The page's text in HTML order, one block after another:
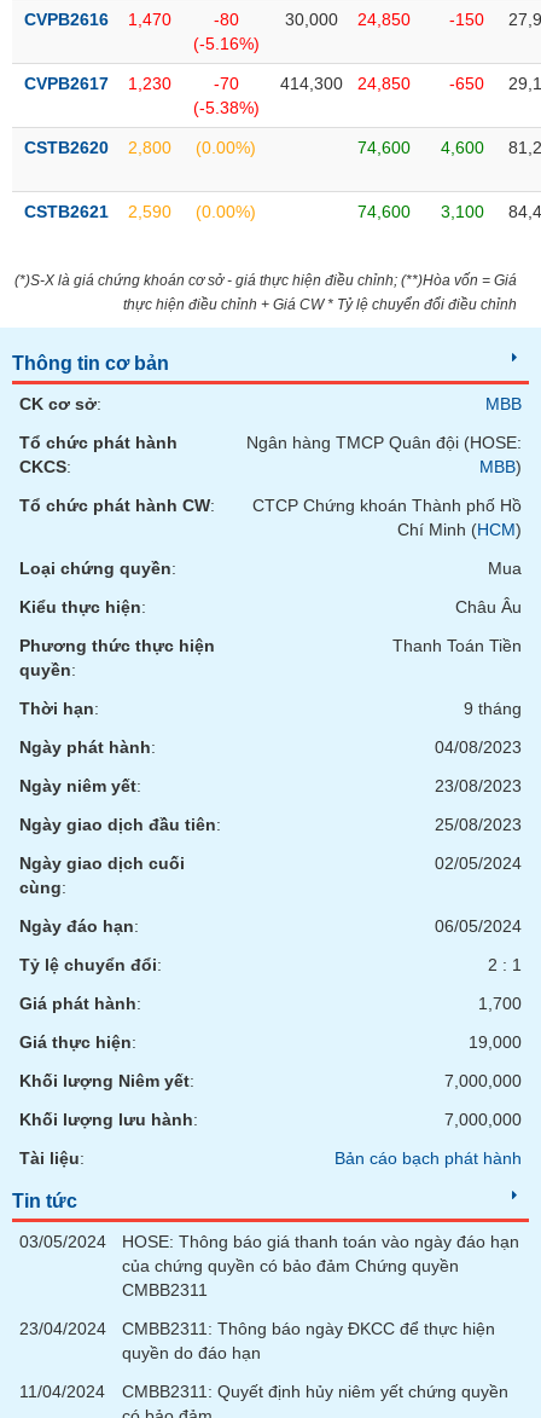
CVPB2616 1,470
-80
(-5.16%)
30,000 24,850 -150
CVPB2617 1,230
-70
(-5.38%)
414,300 24,850 -650
CSTB2620 2,800 (0.00%) 74,600 4,600
CSTB2621 2,590 (0.00%) 74,600 3,100
(*)S-X là giá chứng khoán cơ sở - giá thực hiện điều chỉnh; (**)Hòa vốn = Giá
thực hiện điều chỉnh + Giá CW * Tỷ lệ chuyển đổi điều chỉnh
Thông tin cơ bản
CK cơ sở:
MBB
Tổ chức phát hành
CKCS:
Ngân hàng TMCP Quân đội (HOSE:
MBB)
Tổ chức phát hành CW:
CTCP Chứng khoán Thành phố Hồ
Chí Minh (HCM)
Loại chứng quyền:
Mua
Kiểu thực hiện:
Châu Âu
Phương thức thực hiện
quyền:
Thanh Toán Tiền
Thời hạn:
9 tháng
Ngày phát hành:
04/08/2023
Ngày niêm yết:
23/08/2023
Ngày giao dịch đầu tiên:
25/08/2023
Ngày giao dịch cuối
cùng:
02/05/2024
Ngày đáo hạn:
06/05/2024
Tỷ lệ chuyển đổi:
2 : 1
Giá phát hành:
1,700
Giá thực hiện:
19,000
Khối lượng Niêm yết:
7,000,000
Khối lượng lưu hành:
7,000,000
Tài liệu: Bản cáo bạch phát hành
Tin tức
03/05/2024
HOSE: Thông báo giá thanh toán vào ngày đáo hạn
của chứng quyền có bảo đảm Chứng quyền
CMBB2311
23/04/2024
CMBB2311: Thông báo ngày ĐKCC để thực hiện
quyền do đáo hạn
11/04/2024
CMBB2311: Quyết định hủy niêm yết chứng quyền
ĐỘNG
khoán
(-)
Lãnh
(-)
Tất cả Người nội bộ Cổ đông lớn
Tin
tức
(-)
Bài
của
giả
cáo
phân
(-)
Thuật
(-)
Dịch
(-)
Đào
tài